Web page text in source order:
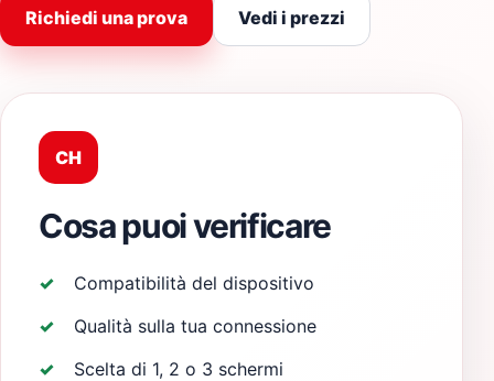
Richiedi una prova Vedi i prezzi
CH
Cosa puoi verificare
Compatibilità del dispositivo
Qualità sulla tua connessione
Scelta di 1, 2 o 3 schermi